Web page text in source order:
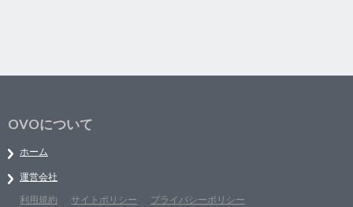
OVOについて
ホーム
運営会社
利用規約
サイトポリシー プライバシーポリシー